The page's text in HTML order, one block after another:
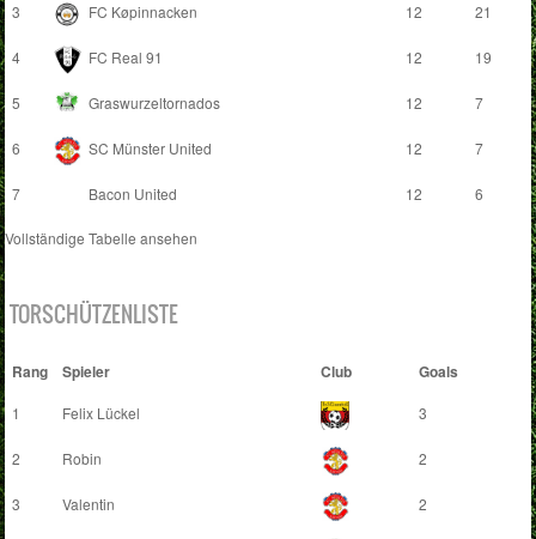
3 FC Køpinnacken 12 21
4 FC Real 91 12 19
5 Graswurzeltornados 12 7
6 SC Münster United 12 7
7 Bacon United 12 6
Vollständige Tabelle ansehen
TORSCHÜTZENLISTE
Rang Spieler Club Goals
1 Felix Lückel 3
2 Robin 2
3 Valentin 2